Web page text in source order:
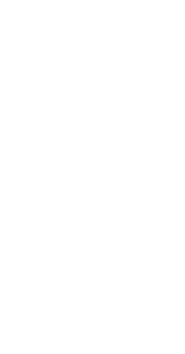
警民合力深夜将其击毙
回应